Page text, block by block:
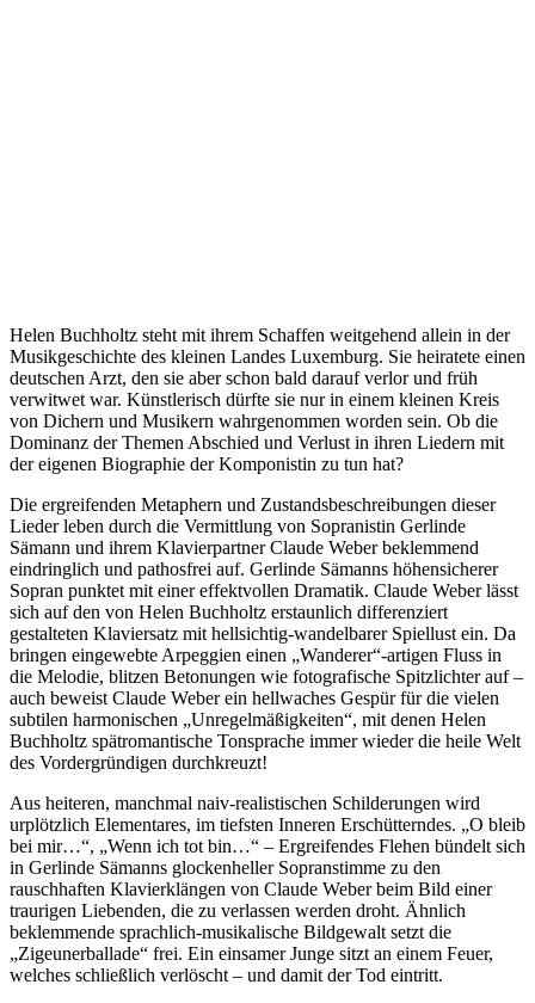
Helen Buchholtz steht mit ihrem Schaffen weitgehend allein in der
Musikgeschichte des kleinen Landes Luxemburg. Sie heiratete einen
deutschen Arzt, den sie aber schon bald darauf verlor und früh
verwitwet war. Künstlerisch dürfte sie nur in einem kleinen Kreis
von Dichern und Musikern wahrgenommen worden sein. Ob die
Dominanz der Themen Abschied und Verlust in ihren Liedern mit
der eigenen Biographie der Komponistin zu tun hat?
Die ergreifenden Metaphern und Zustandsbeschreibungen dieser
Lieder leben durch die Vermittlung von Sopranistin Gerlinde
Sämann und ihrem Klavierpartner Claude Weber beklemmend
eindringlich und pathosfrei auf. Gerlinde Sämanns höhensicherer
Sopran punktet mit einer effektvollen Dramatik. Claude Weber lässt
sich auf den von Helen Buchholtz erstaunlich differenziert
gestalteten Klaviersatz mit hellsichtig-wandelbarer Spiellust ein. Da
bringen eingewebte Arpeggien einen „Wanderer“-artigen Fluss in
die Melodie, blitzen Betonungen wie fotografische Spitzlichter auf –
auch beweist Claude Weber ein hellwaches Gespür für die vielen
subtilen harmonischen „Unregelmäßigkeiten“, mit denen Helen
Buchholtz spätromantische Tonsprache immer wieder die heile Welt
des Vordergründigen durchkreuzt!
Aus heiteren, manchmal naiv-realistischen Schilderungen wird
urplötzlich Elementares, im tiefsten Inneren Erschütterndes. „O bleib
bei mir…“, „Wenn ich tot bin…“ – Ergreifendes Flehen bündelt sich
in Gerlinde Sämanns glockenheller Sopranstimme zu den
rauschhaften Klavierklängen von Claude Weber beim Bild einer
traurigen Liebenden, die zu verlassen werden droht. Ähnlich
beklemmende sprachlich-musikalische Bildgewalt setzt die
„Zigeunerballade“ frei. Ein einsamer Junge sitzt an einem Feuer,
welches schließlich verlöscht – und damit der Tod eintritt.